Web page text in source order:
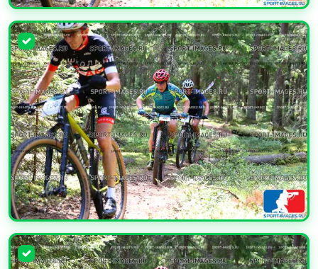
УВЕЛИЧИТЬ
УВЕЛИЧИТЬ